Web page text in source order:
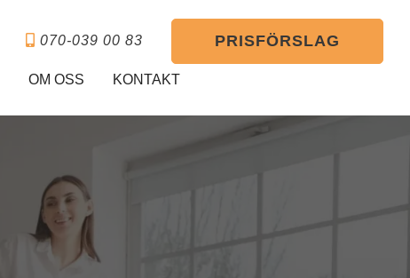
070-039 00 83 PRISFÖRSLAG
OM OSS KONTAKT